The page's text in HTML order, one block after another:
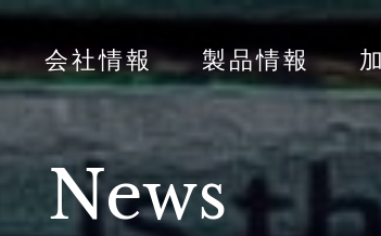
会社情報 製品情報
News